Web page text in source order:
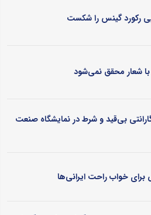
رکورد گینس را شکست
با شعار محقق نمی‌شود
بی‌قید و شرط در نمایشگاه صنعت